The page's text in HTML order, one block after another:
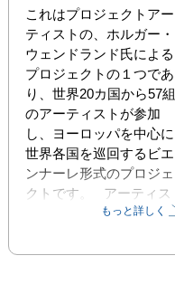
これはプロジェクトアー
ティストの、ホルガー・
ウェンドランド氏による
プロジェクトの１つであ
り、世界20カ国から57組
のアーティストが参加
し、ヨーロッパを中心に
世界各国を巡回するビエ
ンナーレ形式のプロジェ
クトです。   アーティス
トが気軽に海外に出向
困難 な現状の中、この
もっと詳しく